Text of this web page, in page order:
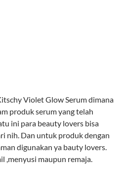
Violet Glow Serum dimana
produk serum yang telah
ini para beauty lovers bisa
nih. Dan untuk produk dengan
digunakan ya bauty lovers.
,menyusi maupun remaja.